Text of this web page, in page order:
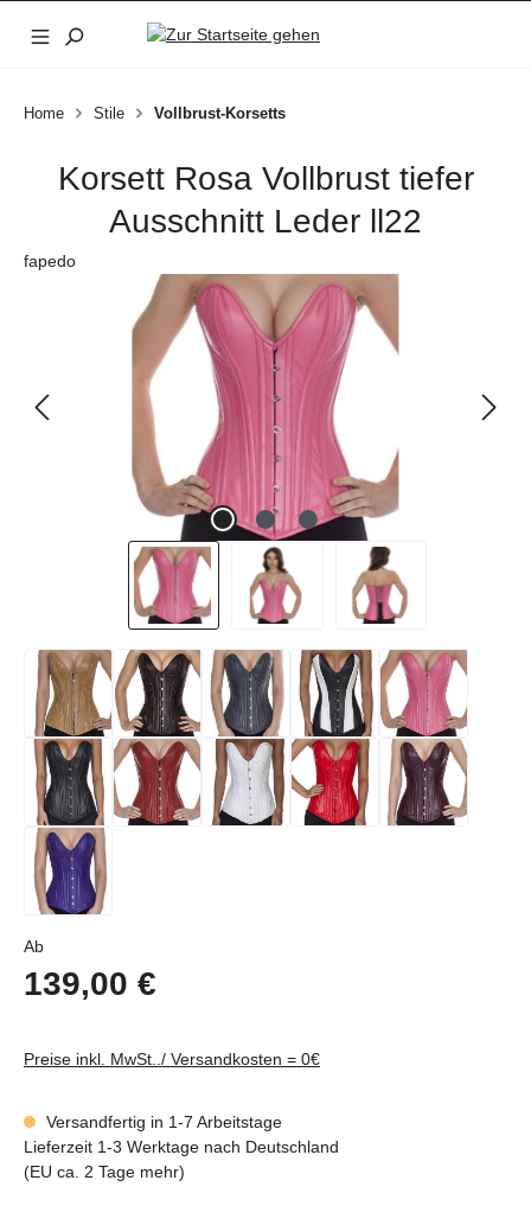
Zum Hauptinhalt springen
Home Stile Vollbrust-Korsetts
Korsett Rosa Vollbrust tiefer
Ausschnitt Leder ll22
fapedo
Bildergalerie überspringen
AbRegulärer Preis:
139,00 €
Preise inkl. MwSt../ Versandkosten = 0€
Versandfertig in 1-7 Arbeitstage
Lieferzeit 1-3 Werktage nach Deutschland
(EU ca. 2 Tage mehr)